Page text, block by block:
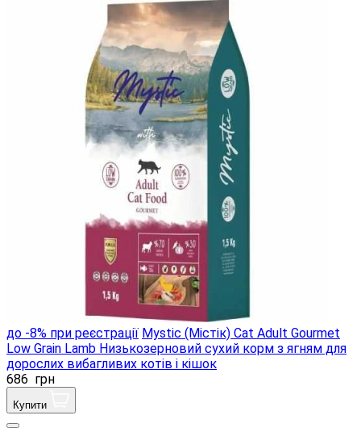
до -8% при реєстрації Mystic (Містік) Cat Adult Gourmet
Low Grain Lamb Низькозерновий сухий корм з ягням для
дорослих вибагливих котів і кішок
686 грн
Купити